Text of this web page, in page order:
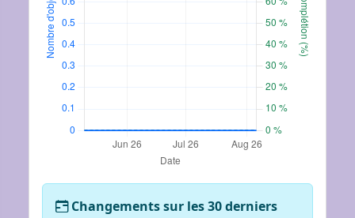
Changements sur les 30 derniers